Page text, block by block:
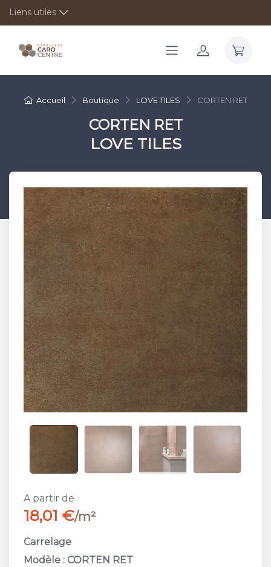
Liens utiles
Accueil Boutique LOVE TILES CORTEN RET
CORTEN RET
LOVE TILES
A partir de
18,01 €/m²
Carrelage
Modèle : CORTEN RET